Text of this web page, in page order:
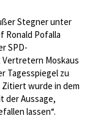
Stegner unter
Ronald Pofalla
SPD-
Moskaus
Tagesspiegel zu
Zitiert wurde in dem
der Aussage,
lassen“.